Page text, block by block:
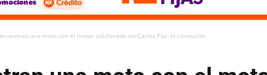
una moto con el motor adulterado en Carlos Paz: el conductor...